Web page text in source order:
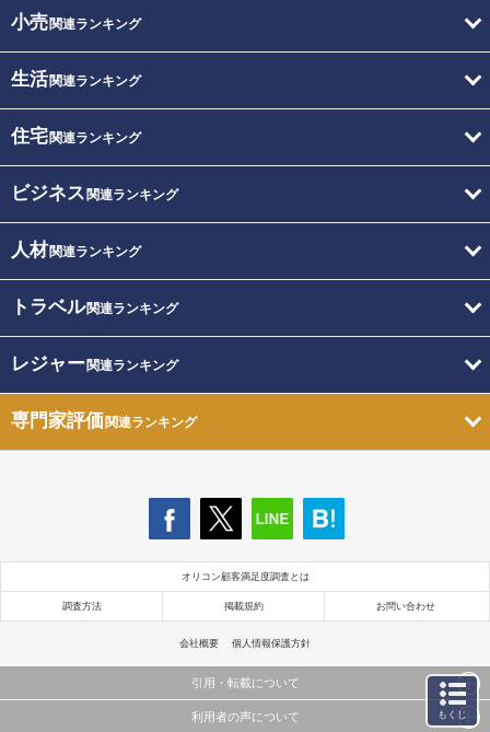
小売関連ランキング
生活関連ランキング
住宅関連ランキング
ビジネス 関連ランキング
人材関連ランキング
トラベル関連ランキング
レジャー関連ランキング
専門家評価関連ランキング
オリコン顧客満足度調査とは
調査方法 掲載規約 お問い合わせ
会社概要 個人情報保護方針
引用・転載について
当サイトで公開されている情報（文字、写真、イラスト、画像データ等）及びこれらの配置・
利用者の声について もくじ